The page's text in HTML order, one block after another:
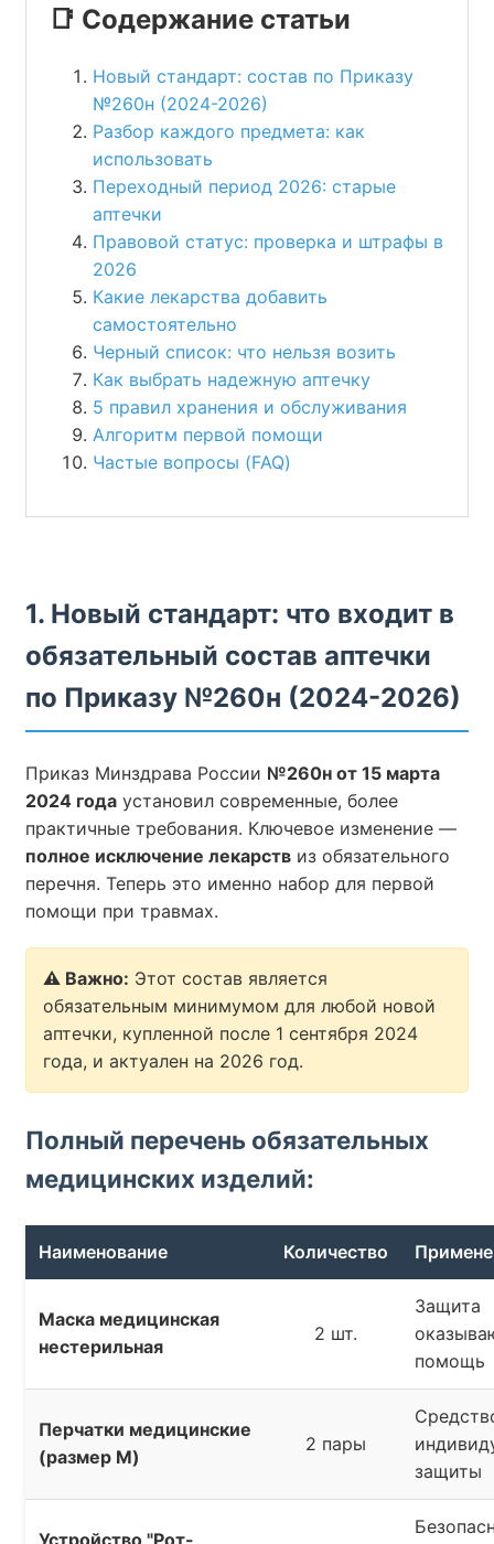
📑 Содержание статьи
Новый стандарт: состав по Приказу
№260н (2024-2026)
Разбор каждого предмета: как
использовать
Переходный период 2026: старые
аптечки
Правовой статус: проверка и штрафы в
2026
Какие лекарства добавить
самостоятельно
Черный список: что нельзя возить
Как выбрать надежную аптечку
5 правил хранения и обслуживания
Алгоритм первой помощи
Частые вопросы (FAQ)
1. Новый стандарт: что входит в
обязательный состав аптечки
по Приказу №260н (2024-2026)
Приказ Минздрава России №260н от 15 марта
2024 года установил современные, более
практичные требования. Ключевое изменение —
полное исключение лекарств из обязательного
перечня. Теперь это именно набор для первой
помощи при травмах.
⚠️ Важно: Этот состав является
обязательным минимумом для любой новой
аптечки, купленной после 1 сентября 2024
года, и актуален на 2026 год.
Полный перечень обязательных
медицинских изделий:
Наименование Количество
Маска медицинская
нестерильная
2 шт.
Защита
помощь
Перчатки медицинские
(размер M)
2 пары
защиты